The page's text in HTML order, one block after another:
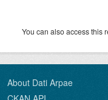
You can also access this
About Dati Arpae